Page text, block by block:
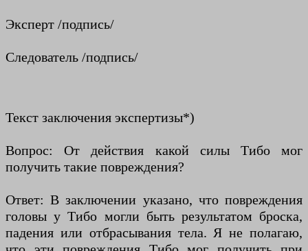
Эксперт /подпись/
Следователь /подпись/
Текст заключения экспертизы*)
Вопрос: От действия какой силы Тибо мог
получить такие повреждения?
Ответ: В заключении указано, что повреждения
головы у Тибо могли быть результатом броска,
падения или отбрасывания тела. Я не полагаю,